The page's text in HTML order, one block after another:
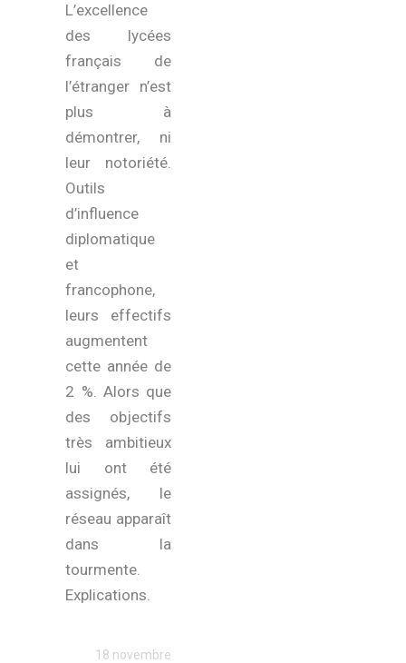
L’excellence
des lycées
français de
l’étranger n’est
plus à
démontrer, ni
leur notoriété.
Outils
d’influence
diplomatique
et
francophone,
leurs effectifs
augmentent
cette année de
2 %. Alors que
des objectifs
très ambitieux
lui ont été
assignés, le
réseau apparaît
dans la
tourmente.
Explications.
18 novembre